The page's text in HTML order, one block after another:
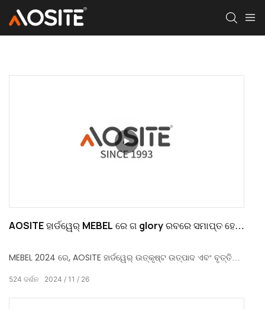
AOSITE ହାର୍ଡୱେର୍ MEBEL ରେ ଗ glory ରବରେ ସମାପ୍ତ ହେଲା
MEBEL 2024 ରେ, AOSITE ହାର୍ଡୱେର୍ ଉତ୍କୃଷ୍ଟ ଉତ୍ପାଦ ଏବଂ ବୃତ୍ତିଗତ
ଦଳ ସହିତ ଡେବ୍ୟୁ କରିଥିଲା, ଯାହାକି ଏକ ସମ୍ପୂର୍ଣ୍ଣ ସଫଳତା |
2024 11 26
524 ଦର୍ଶନ